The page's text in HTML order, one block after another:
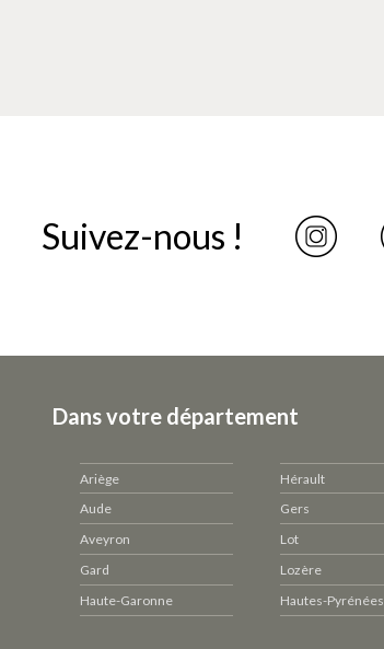
Suivez-nous !
Dans votre département
Ariège
Aude
Aveyron
Gard
Haute-Garonne
Hérault
Gers
Lot
Lozère
Hautes-Pyrénées